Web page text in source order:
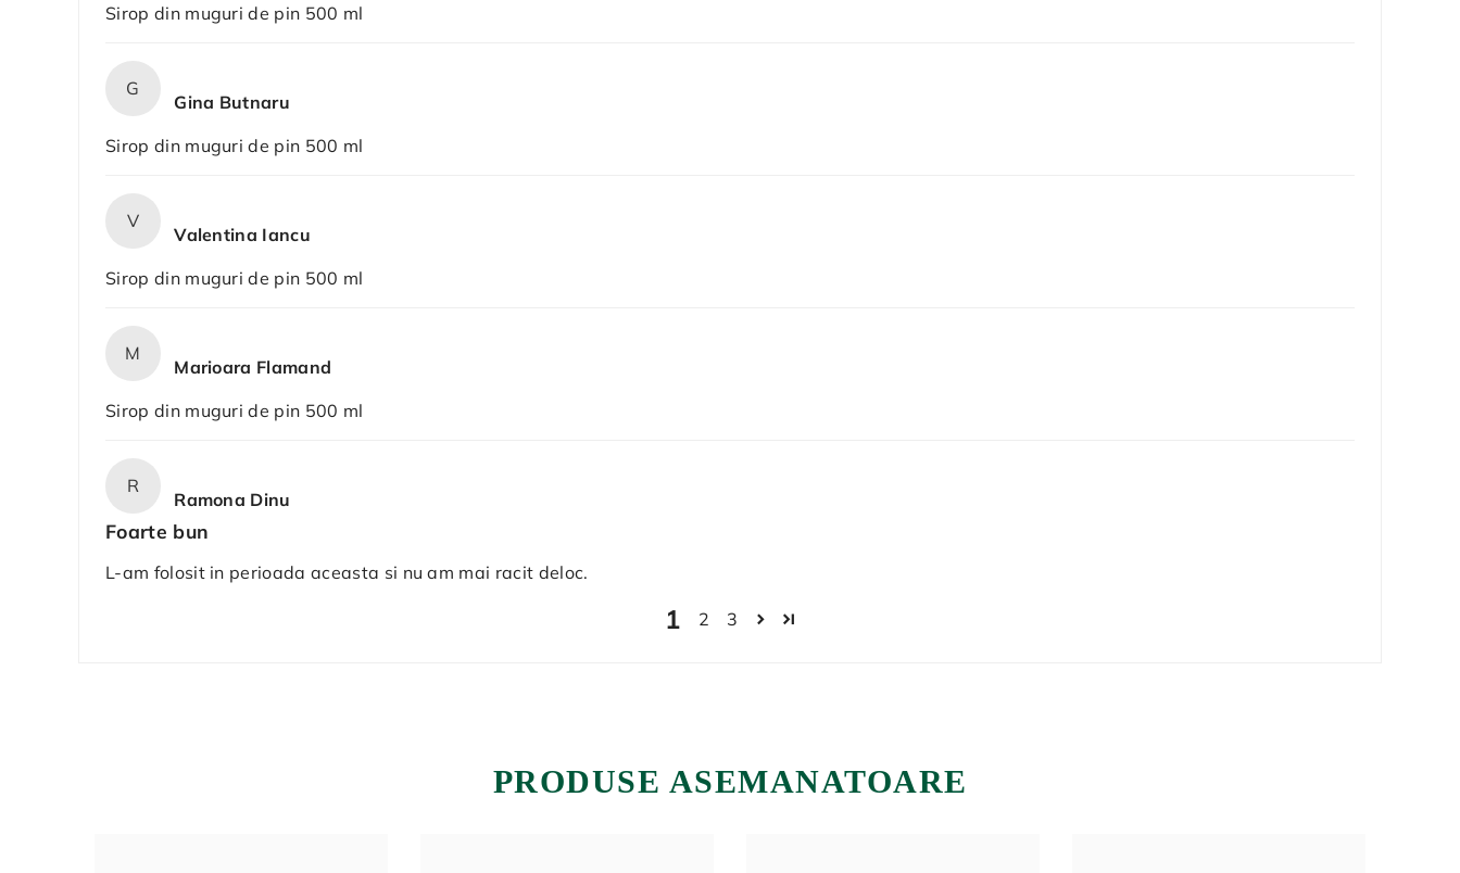
Sirop din muguri de pin 500 ml
G
Gina Butnaru
Sirop din muguri de pin 500 ml
V
Valentina Iancu
Sirop din muguri de pin 500 ml
M
Marioara Flamand
Sirop din muguri de pin 500 ml
R
Ramona Dinu
Foarte bun
L-am folosit in perioada aceasta si nu am mai racit deloc.
1 2 3
PRODUSE ASEMANATOARE